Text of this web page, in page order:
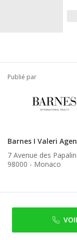
Publié par
Barnes I Valeri
7 Avenue des
98000 - Monaco